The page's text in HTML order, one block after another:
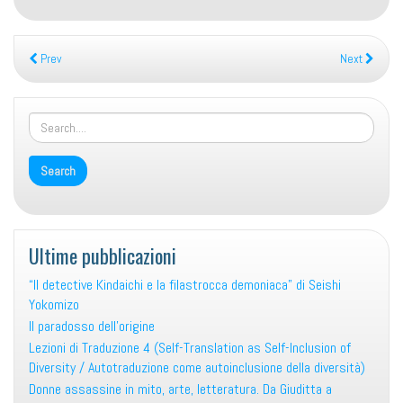
Prev Next
Ultime pubblicazioni
“Il detective Kindaichi e la filastrocca demoniaca” di Seishi
Yokomizo
Il paradosso dell’origine
Lezioni di Traduzione 4 (Self-Translation as Self-Inclusion of
Diversity / Autotraduzione come autoinclusione della diversità)
Donne assassine in mito, arte, letteratura. Da Giuditta a